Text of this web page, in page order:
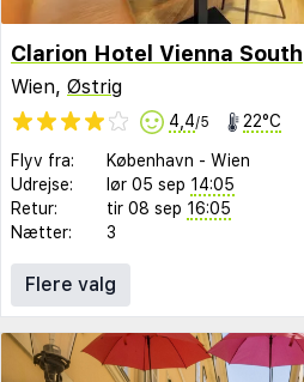
Clarion Hotel Vienna South
Wien, Østrig
4,4/5 22°C
Flyv fra: København - Wien
Udrejse:
lør 05 sep 14:05
Retur:
tir 08 sep 16:05
Nætter:
3
Flere valg